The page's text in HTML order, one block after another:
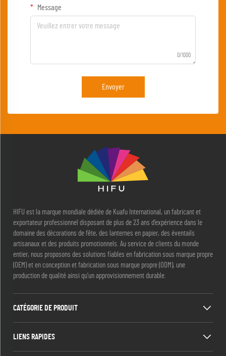
Message
0/1000
Envoyer
HIFU est la marque mondiale dédiée de Kuafu International, un fabricant et
exportateur professionnel disposant de plus de 23 ans d’expérience dans le
domaine des décorations de fête, des lanternes en papier, des éventails
artisanaux et des produits promotionnels. Au service de clients du monde
entier, nous proposons des solutions fiables en fabrication sous marque propre
(OEM) et en conception et fabrication sous marque propre (ODM), une
production de qualité ainsi qu’un approvisionnement durable.
CATÉGORIE DE PRODUIT
LIENS RAPIDES